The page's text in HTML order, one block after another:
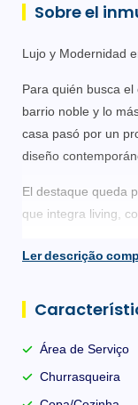
Sobre el
Lujo y Modernidad
Para quién busca
barrio noble y lo
casa pasó por un
diseño
El destaque queda
que integra living,
Destacados de la
Automatización
comando de voz o
Ocio Premium: Área
integrado al jardín.
Ler descrição
Área de Serviço
Churrasqueira